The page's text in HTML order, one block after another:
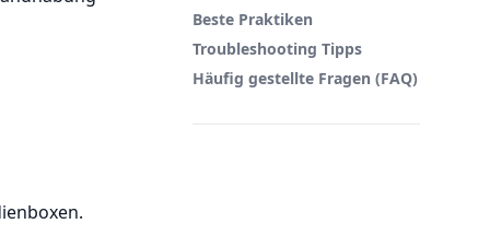
Beste Praktiken
Troubleshooting Tipps
Häufig gestellte Fragen (FAQ)